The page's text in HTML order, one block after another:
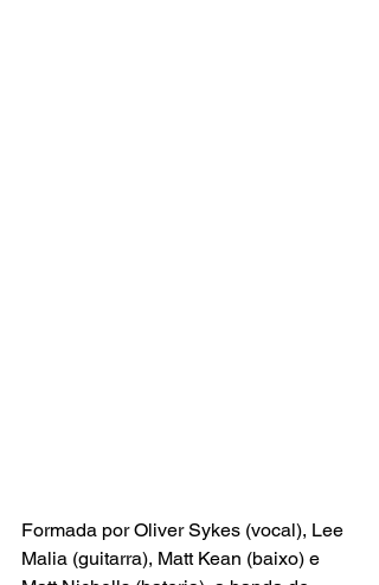
Formada por Oliver Sykes (vocal), Lee
Malia (guitarra), Matt Kean (baixo) e